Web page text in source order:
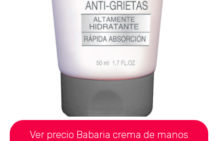
Ver precio Babaria crema de manos